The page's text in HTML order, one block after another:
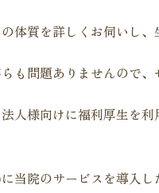
体質を詳しくお伺いし
も問題ありませんので、
人様向けに福利厚生を
当院のサービスを導入